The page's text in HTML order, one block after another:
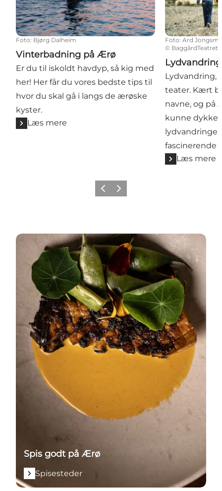
Foto: Bjørg Dalheim
Vinterbadning på Ærø
Er du til iskoldt havdyp, så kig med
her! Her får du vores bedste tips til
hvor du skal gå i langs de ærøske
kyster.
Læs mere
Foto: Ard
© BaggårdTeatret
Lydvandring,
teater. Kært
navne, og på
kunne dykke
Læs mere
ForrigeNæste
Spisesteder
Spis godt på Ærø
Spisesteder